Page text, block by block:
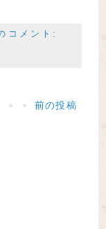
コメント:
前の投稿